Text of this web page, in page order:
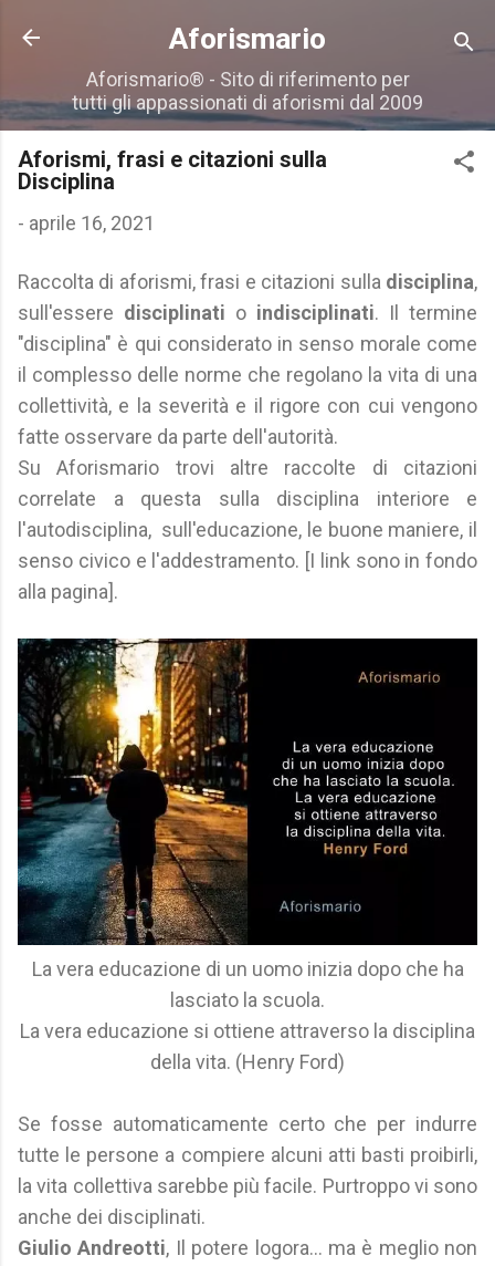
Passa ai contenuti principali
Aforismario
Aforismario® - Sito di riferimento per
tutti gli appassionati di aforismi dal 2009
Aforismi, frasi e citazioni sulla
Disciplina
- aprile 16, 2021
Raccolta di aforismi, frasi e citazioni sulla disciplina,
sull'essere disciplinati o indisciplinati. Il termine
"disciplina" è qui considerato in senso morale come
il complesso delle norme che regolano la vita di una
collettività, e la severità e il rigore con cui vengono
fatte osservare da parte dell'autorità.
Su Aforismario trovi altre raccolte di citazioni
correlate a questa sulla disciplina interiore e
l'autodisciplina, sull'educazione, le buone maniere, il
senso civico e l'addestramento. [I link sono in fondo
alla pagina].
La vera educazione di un uomo inizia dopo che ha
lasciato la scuola.
La vera educazione si ottiene attraverso la disciplina
della vita. (Henry Ford)
Se fosse automaticamente certo che per indurre
tutte le persone a compiere alcuni atti basti proibirli,
la vita collettiva sarebbe più facile. Purtroppo vi sono
anche dei disciplinati.
Giulio Andreotti, Il potere logora... ma è meglio non